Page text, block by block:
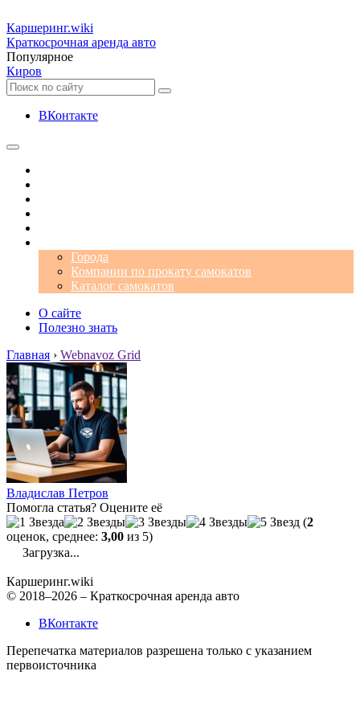
Каршеринг.wiki
Краткосрочная аренда авто
Популярное
Киров
ВКонтакте
Города
Компании по прокату самокатов
Каталог самокатов
О сайте
Полезно знать
Главная › Webnavoz Grid
Владислав Петров
Помогла статья? Оцените её
(2
оценок, среднее: 3,00 из 5)
Загрузка...
Каршеринг.wiki
© 2018–2026 – Краткосрочная аренда авто
ВКонтакте
Перепечатка материалов разрешена только с указанием
первоисточника